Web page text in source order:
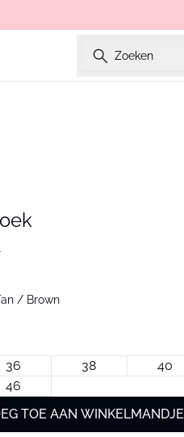
Zoeken
/ Brown
36 38 40
46
TOE AAN WINKELMANDJE